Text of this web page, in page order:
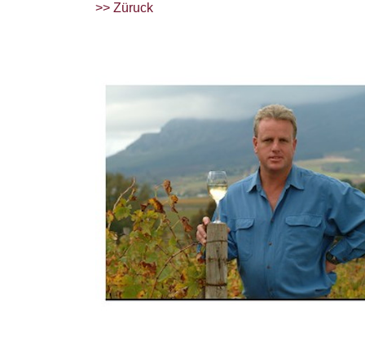
>> Züruck